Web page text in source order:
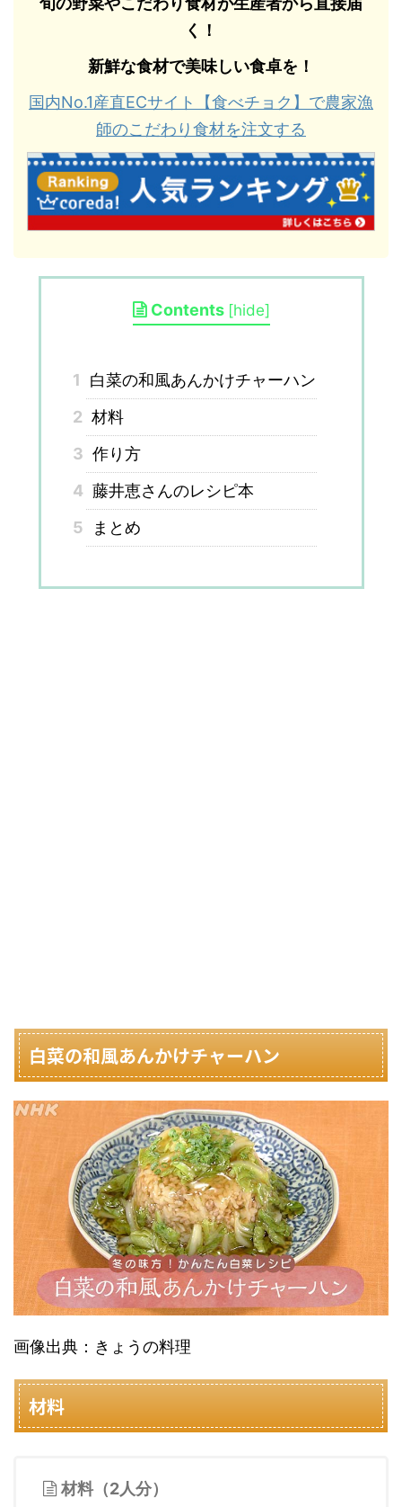
く！
新鮮な食材で美味しい食卓を！
国内No.1産直ECサイト【食べチョク】で農家漁
師のこだわり食材を注文する
Contents [hide]
1
白菜の和風あんかけチャーハン
2 材料
3 作り方
4 藤井恵さんのレシピ本
5
まとめ
白菜の和風あんかけチャーハン
画像出典：きょうの料理
材料
材料（2人分）